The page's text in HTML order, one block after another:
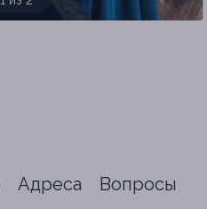
Адреса Вопросы